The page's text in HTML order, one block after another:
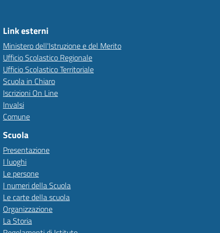
Link esterni
Ministero dell'Istruzione e del Merito
Ufficio Scolastico Regionale
Ufficio Scolastico Territoriale
Scuola in Chiaro
Iscrizioni On Line
Invalsi
Comune
Scuola
Presentazione
I luoghi
Le persone
I numeri della Scuola
Le carte della scuola
Organizzazione
La Storia